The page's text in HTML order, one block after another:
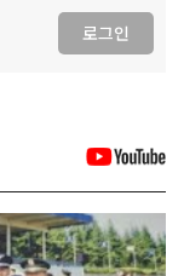
로그인